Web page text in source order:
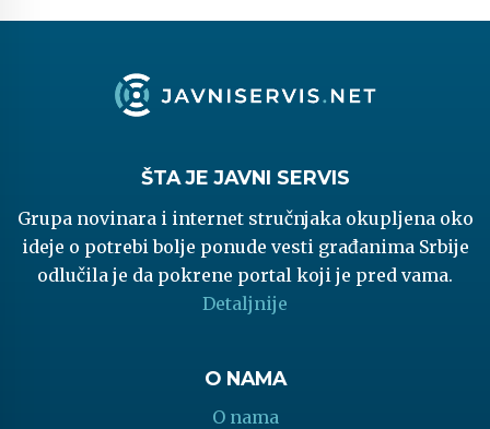
ŠTA JE JAVNI SERVIS
Grupa novinara i internet stručnjaka okupljena oko
ideje o potrebi bolje ponude vesti građanima Srbije
odlučila je da pokrene portal koji je pred vama.
Detaljnije
O NAMA
O nama